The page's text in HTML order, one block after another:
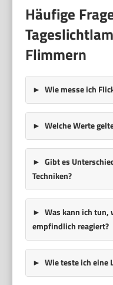
Häufige
Flimmern
Wie messe ich
Welche Werte
Gibt es
Techniken?
Was kann ich tun,
empfindlich reagiert?
Wie teste ich eine